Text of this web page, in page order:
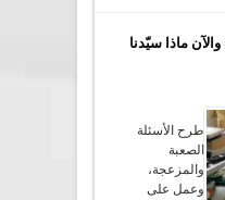
ماذا سيّدنا
طرح الأسئلة
الصعبة
والمزعجة،
وعمل على